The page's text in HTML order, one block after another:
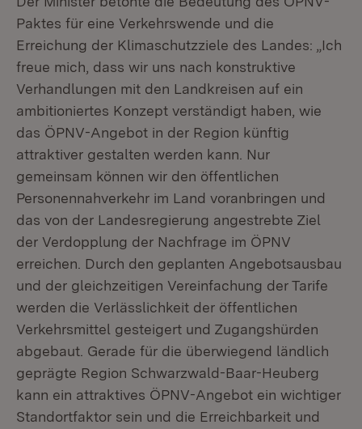
Paktes für eine Verkehrswende und die
Erreichung der Klimaschutzziele des Landes: „Ich
freue mich, dass wir uns nach konstruktive
Verhandlungen mit den Landkreisen auf ein
ambitioniertes Konzept verständigt haben, wie
das ÖPNV-Angebot in der Region künftig
attraktiver gestalten werden kann. Nur
gemeinsam können wir den öffentlichen
Personennahverkehr im Land voranbringen und
das von der Landesregierung angestrebte Ziel
der Verdopplung der Nachfrage im ÖPNV
erreichen. Durch den geplanten Angebotsausbau
und der gleichzeitigen Vereinfachung der Tarife
werden die Verlässlichkeit der öffentlichen
Verkehrsmittel gesteigert und Zugangshürden
abgebaut. Gerade für die überwiegend ländlich
geprägte Region Schwarzwald-Baar-Heuberg
kann ein attraktives ÖPNV-Angebot ein wichtiger
Standortfaktor sein und die Erreichbarkeit und